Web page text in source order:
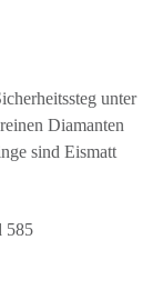
unter
Diamanten
sind Eismatt
585